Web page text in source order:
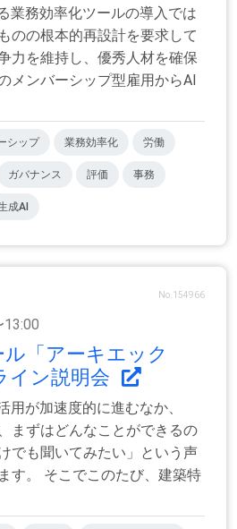
業務効率化ツールの導入では
のの根本的再設計を要求して
力を維持し、優秀人材を確保
メンバーシップ型雇用からAI
シップ 業務効率化 労働
ガバナンス 評価 事務
成AI
No.154966
13:00
「アーキエック
イン説明会
用が加速度的に進むなか、
まずはどんなことができるの
でも聞いてみたい」という声
す。 そこでこのたび、建築特